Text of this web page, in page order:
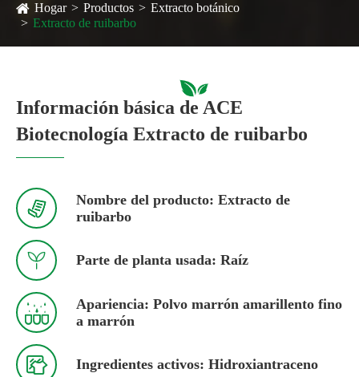
Hogar Productos
Extracto botánico
Extracto de ruibarbo
Información básica de ACE
Biotecnología Extracto de ruibarbo

Nombre del producto: Extracto de
ruibarbo
 Parte de planta usada: Raíz

Apariencia: Polvo marrón amarillento fino
a marrón
 Ingredientes activos: Hidroxiantraceno